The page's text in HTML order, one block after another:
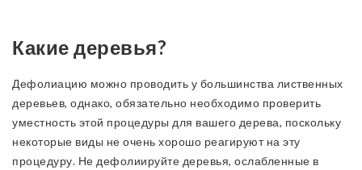
Какие деревья?
Дефолиацию можно проводить у большинства лиственных
деревьев, однако, обязательно необходимо проверить
уместность этой процедуры для вашего дерева, поскольку
некоторые виды не очень хорошо реагируют на эту
процедуру. Не дефолиируйте деревья, ослабленные в